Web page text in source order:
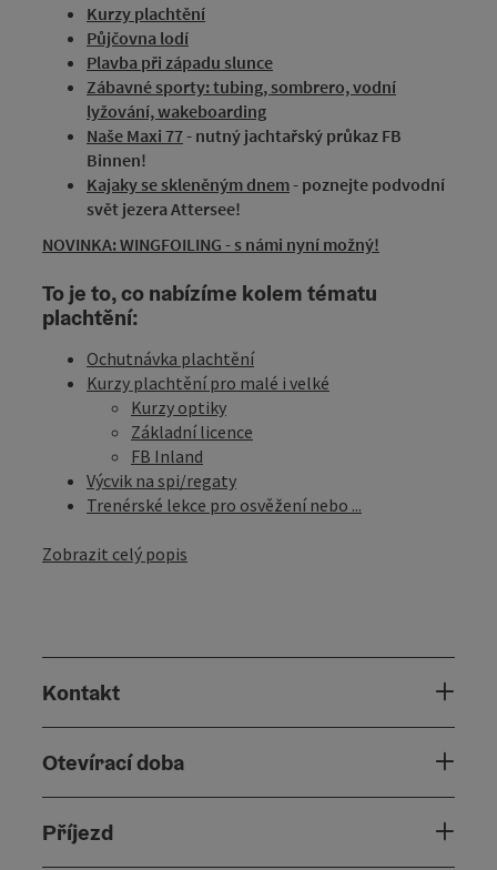
Kurzy plachtění
Půjčovna lodí
Plavba při západu slunce
Zábavné sporty: tubing, sombrero, vodní
lyžování, wakeboarding
Naše Maxi 77- nutný jachtařský průkaz FB
Binnen!
Kajaky se skleněným dnem- poznejte podvodní
svět jezera Attersee!
NOVINKA: WINGFOILING - s námi nyní možný!
To je to, co nabízíme kolem tématu
plachtění:
Ochutnávka plachtění
Kurzy plachtění pro malé i velké
Kurzy optiky
Základní licence
FB Inland
Výcvik na spi/regaty
Trenérské lekce pro osvěžení nebo ...
Zobrazit celý popis
Kontakt
Otevírací doba
Příjezd